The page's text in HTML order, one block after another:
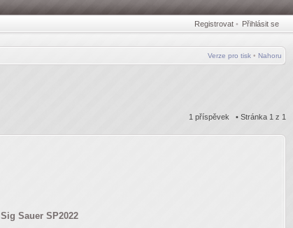
Registrovat • Přihlásit se
Nahoru
Verze pro tisk •
1 příspěvek • Stránka 1 z 1
Sig Sauer SP2022